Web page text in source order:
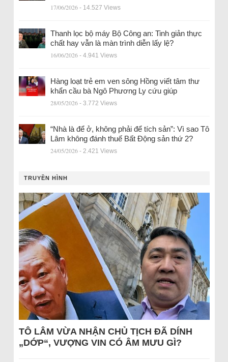
17/06/2026 - 14.527 Views
Thanh lọc bộ máy Bộ Công an: Tinh giản thực
chất hay vẫn là màn trình diễn lấy lệ?
16/06/2026 - 4.941 Views
Hàng loạt trẻ em ven sông Hồng viết tâm thư
khẩn cầu bà Ngô Phương Ly cứu giúp
28/05/2026 - 3.772 Views
“Nhà là để ở, không phải để tích sản”: Vì sao Tô
Lâm không đánh thuế Bất Động sản thứ 2?
24/05/2026 - 2.421 Views
TRUYỀN HÌNH
TÔ LÂM VỪA NHẬN CHỦ TỊCH ĐÃ DÍNH
„DỚP“, VƯỢNG VIN CÓ ÂM MƯU GÌ?